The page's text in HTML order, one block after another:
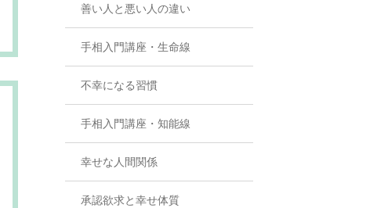
善い人と悪い人の違い
手相入門講座・生命線
不幸になる習慣
手相入門講座・知能線
幸せな人間関係
承認欲求と幸せ体質